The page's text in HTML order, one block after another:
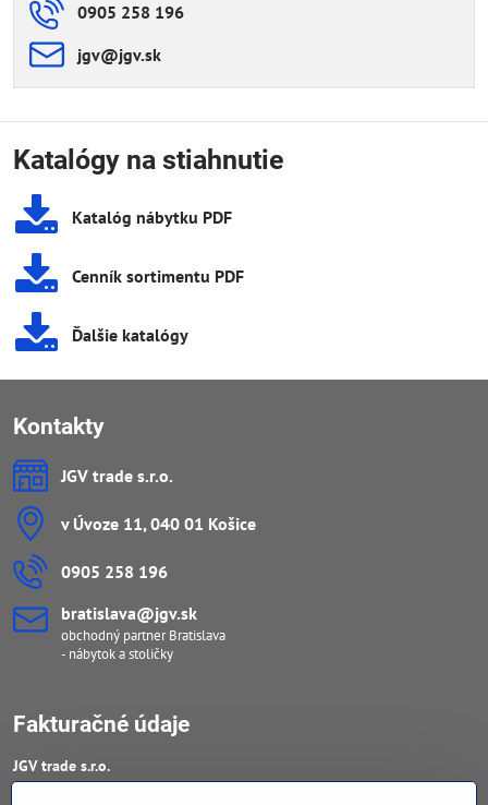
0905 258 196
jgv​@jgv​.sk
Katalógy na stiahnutie
Katalóg nábytku PDF
Cenník sortimentu PDF
Ďalšie katalógy
Kontakty
JGV trade s​.r​.o​.
v Úvoze 11, 040 01 Košice
0905 258 196
bratislava​@jgv​.sk
obchodný partner Bratislava
- nábytok a stoličky
Fakturačné údaje
JGV trade s​.r​.o​.